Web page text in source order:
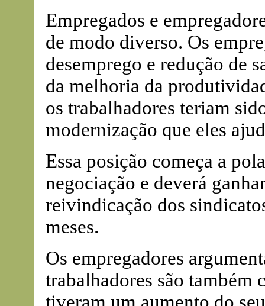
Empregados e
de modo diverso. Os
desemprego e redução de
da melhoria da
os trabalhadores teriam
modernização que eles
Essa posição começa a
negociação e deverá
reivindicação dos
meses.
Os empregadores
trabalhadores são também